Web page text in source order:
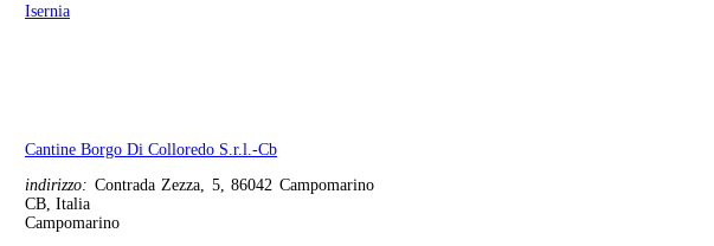
Isernia
Cantine Borgo Di Colloredo S.r.l.-Cb
indirizzo: Contrada Zezza, 5, 86042 Campomarino
CB, Italia
Campomarino